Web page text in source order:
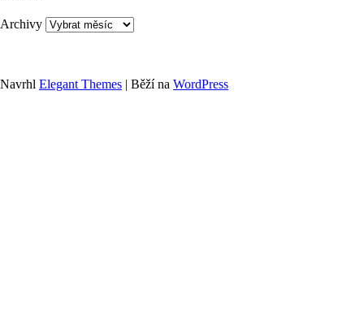
Archivy
Navrhl Elegant Themes | Běží na WordPress